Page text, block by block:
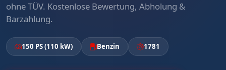
ohne TÜV. Kostenlose Bewertung, Abholung &
Barzahlung.
150 PS (110 kW) Benzin 1781